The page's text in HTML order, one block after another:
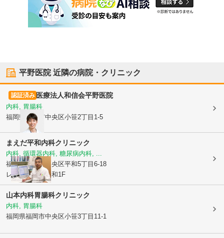
平野医院近隣の病院・クリニック
認証済み 医療法人和信会平野医院
内科, 胃腸科
福岡県福岡市中央区小笹2丁目1-5
まえだ平和内科クリニック
内科, 循環器内科, 糖尿病内科, ...
福岡県福岡市中央区平和5丁目6-18
レイボービル平和1F
山本内科胃腸科クリニック
内科, 胃腸科
福岡県福岡市中央区小笹3丁目11-1